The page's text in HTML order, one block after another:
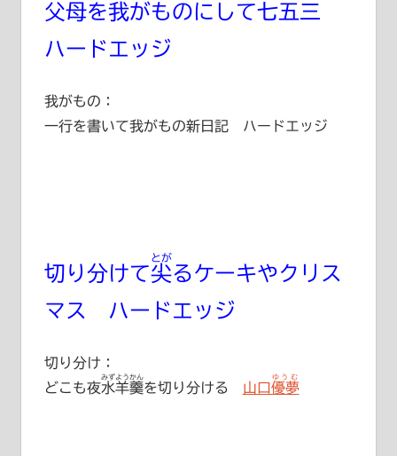
父母を我がものにして七五三
ハードエッジ
我がもの：
一行を書いて我がもの新日記 ハードエッジ
切り分けて尖
とが
るケーキやクリス
マス ハードエッジ
切り分け：
どこも夜水羊羹
みずようかん
を切り分ける 山口優夢
ゆうむ